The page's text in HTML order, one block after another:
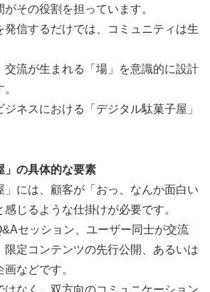
その役割を担っています。
発信するだけでは、コミュニティは生
交流が生まれる「場」を意識的に設計
ネスにおける「デジタル駄菓子屋」
」の具体的な要素
」には、顧客が「おっ、なんか面白い
じるような仕掛けが必要です。
セッション、ユーザー同士が交流
限定コンテンツの先行公開、あるいは
などです。
はなく、双方向のコミュニケーション